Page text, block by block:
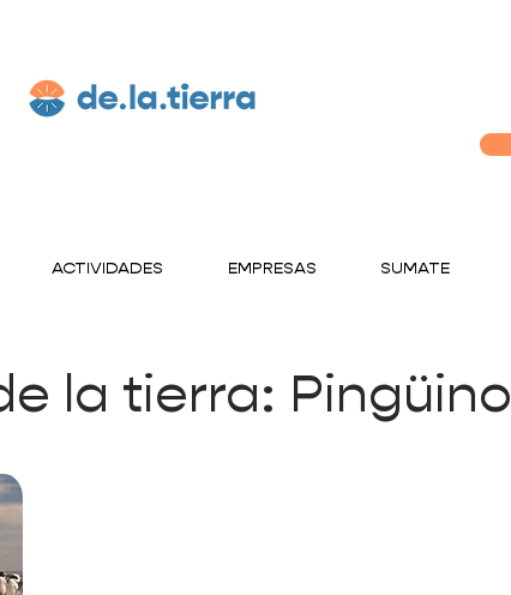
ACTIVIDADES EMPRESAS SUMATE
la tierra: Pingüino